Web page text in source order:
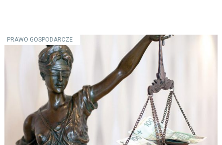
PRAWO GOSPODARCZE